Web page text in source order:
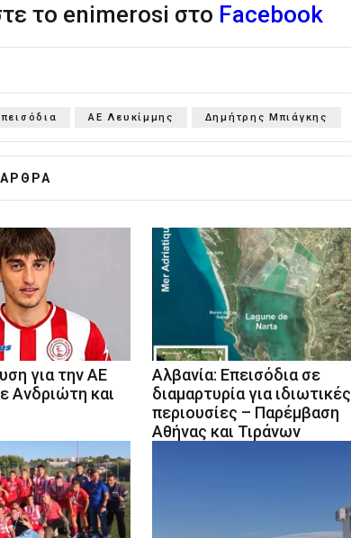
το enimerosi στο Facebook
ΑΕ Λευκίμμης Δημήτρης Μπιάγκης
για την ΑΕ
Ανδριώτη και
Αλβανία: Επεισόδια σε
διαμαρτυρία για ιδιωτικές
περιουσίες – Παρέμβαση
Αθήνας και Τιράνων